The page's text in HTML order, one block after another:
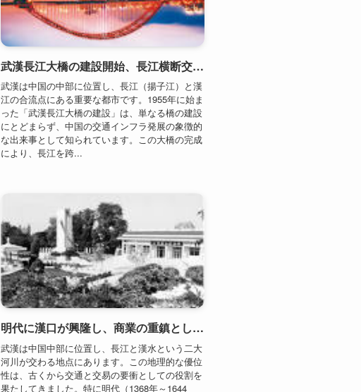
った「武漢長江大橋の建設」は、単なる橋の建設
にとどまらず、中国の交通インフラ発展の象徴的
な出来事として知られています。この大橋の完成
により、長江を跨...
明代に漢口が興隆し、商業の重鎮として台頭（15世紀）
武漢は中国中部に位置し、長江と漢水という二大
河川が交わる地点にあります。この地理的な優位
性は、古くから交通と交易の要衝としての役割を
果たしてきました。特に明代（1368年～1644
年）に入ると、漢口は急速に発展し、商業の中心
地としての地位を確立...